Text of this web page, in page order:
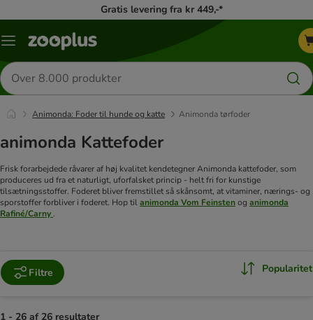
Gratis levering fra kr 449,-*
Menu
Søg
efter
produkter
Animonda: Foder til hunde og katte Animonda tørfoder
animonda Kattefoder
Frisk forarbejdede råvarer af høj kvalitet kendetegner Animonda kattefoder, som
produceres ud fra et naturligt, uforfalsket princip - helt fri for kunstige
tilsætningsstoffer. Foderet bliver fremstillet så skånsomt, at vitaminer, nærings- og
sporstoffer forbliver i foderet. Hop tilanimonda Vom Feinstenog animonda
Rafiné/Carny .
Filtre Popularitet
1 - 26 af 26 resultater